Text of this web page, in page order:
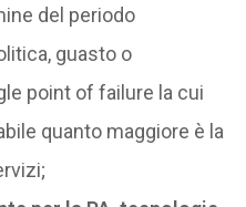
del periodo
guasto o
point of failure la cui
quanto maggiore è la